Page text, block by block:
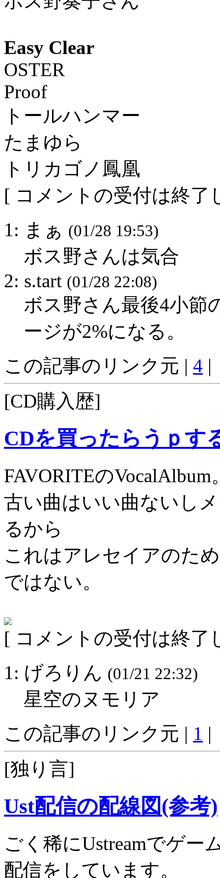
Easy Clear
OSTER
Proof
トールハンマー
たまゆら
トリカゴノ鳳凰
[ コメントの受付は終了
1: まぁ (01/28 19:53)
ボス野さんは気合
2: s.tart (01/28 22:08)
ボス野さん最後4小節
ージが2%になる。
この記事のリンク元 | 4 |
[CD購入歴]
CDを買ったらうｐす
FAVORITEのVocalAlbum
古い曲はいい曲ないし
るから
これはアレセイアのた
ではない。
[ コメントの受付は終了
1: げろりん (01/21 22:32)
星空のヌモリア
この記事のリンク元 | 1 |
[独り言]
Ust配信の配線図(参考)
ごく稀にUstreamでゲー
配信をしています。